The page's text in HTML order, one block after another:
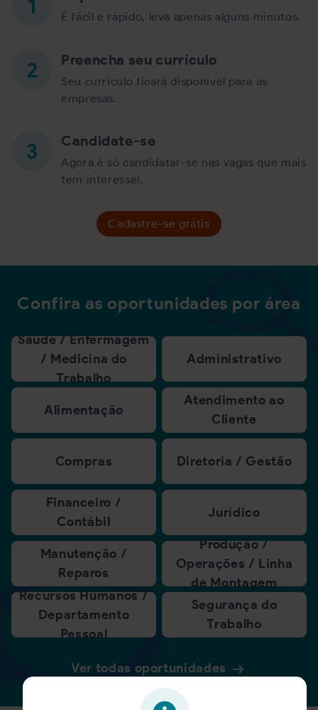
É fácil e rápido, leva apenas alguns minutos.
Preencha seu currículo
Seu currículo ficará disponível para as
empresas.
Candidate-se
Agora é só candidatar-se nas vagas que mais
tem interesse!.
Cadastre-se grátis
Confira as oportunidades por área
Saúde / Enfermagem
/ Medicina do
Trabalho
Administrativo
Alimentação
Atendimento ao
Cliente
Compras Diretoria / Gestão
Financeiro /
Contábil
Jurídico
Manutenção /
Reparos
Produção /
Operações / Linha
de Montagem
Recursos Humanos /
Departamento
Pessoal
Segurança do
Trabalho
Ver todas oportunidades